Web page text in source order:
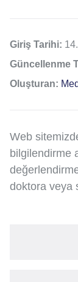
Giriş Tarihi:
Güncellenme
Oluşturan:
Web
bilgilendirme
doktora veya